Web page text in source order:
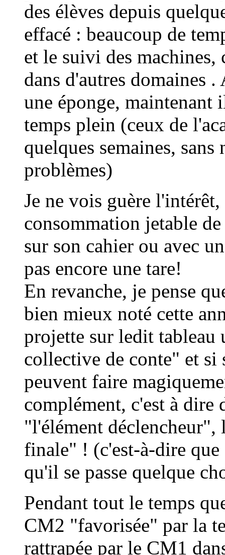
des élèves depuis
effacé : beaucoup de
et le suivi des
dans d'autres domaines
une éponge,
temps plein (ceux de
quelques semaines,
problèmes)
Je ne vois guère
consommation jetable
sur son cahier ou avec
pas encore une tare!
En revanche, je pense
bien mieux noté cette
projette sur ledit
collective de conte" et si
peuvent faire
complément, c'est à
"l'élément
finale" ! (c'est-à-dire que
qu'il se passe quelque
Pendant tout le temps
CM2 "favorisée" par la
rattrapée par le CM1